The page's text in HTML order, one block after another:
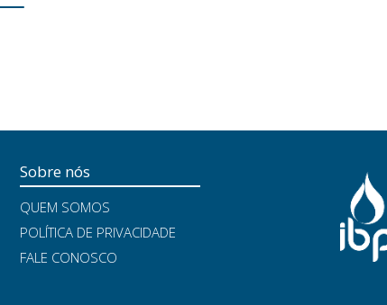
Sobre nós
QUEM SOMOS
POLÍTICA DE PRIVACIDADE
FALE CONOSCO